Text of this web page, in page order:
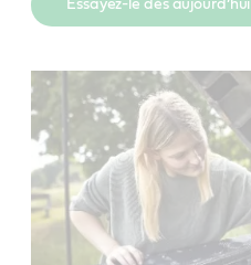
Essayez-le dès aujourd’hui